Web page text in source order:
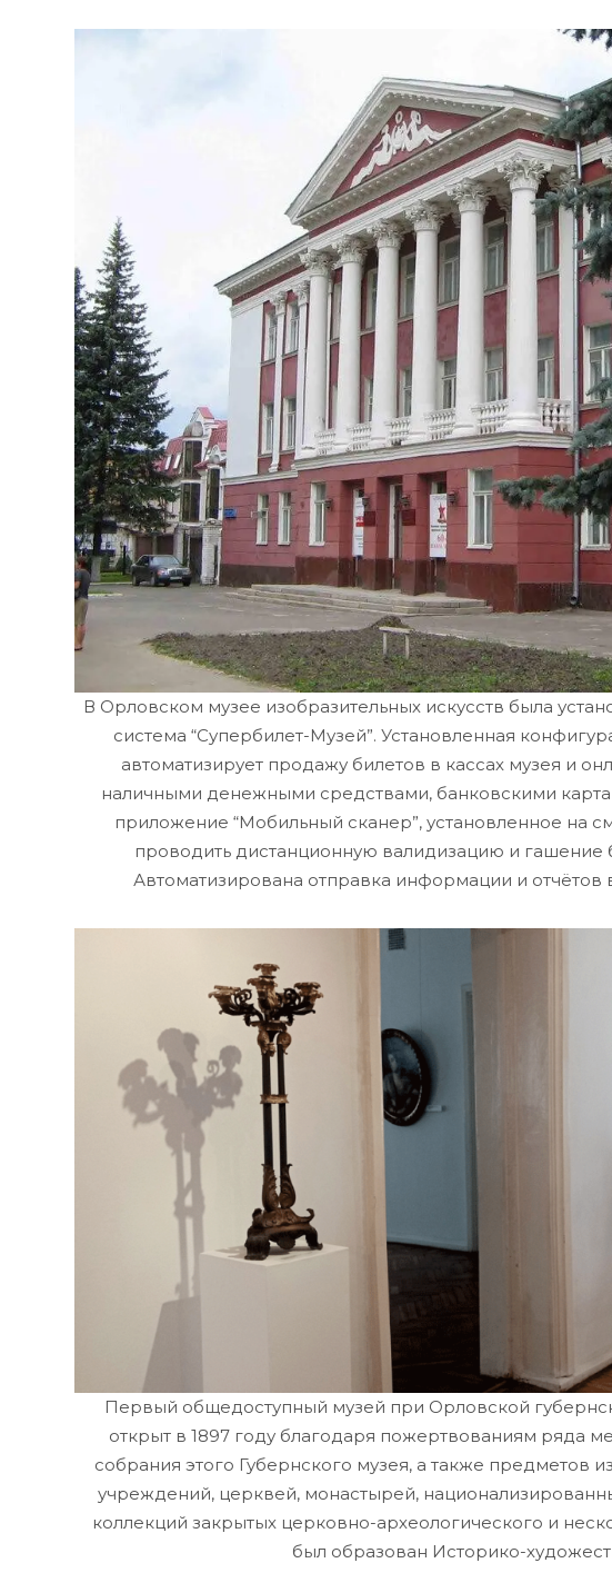
В Орловском музее изобразительных искусств была
система “Супербилет-Музей”. Установленная
автоматизирует продажу билетов в кассах музея и
наличными денежными средствами, банковскими
приложение “Мобильный сканер”, установленное на
проводить дистанционную валидизацию и гашение
Автоматизирована отправка информации и отчётов
Первый общедоступный музей при Орловской
открыт в 1897 году благодаря пожертвованиям ряда
собрания этого Губернского музея, а также предметов
учреждений, церквей, монастырей,
коллекций закрытых церковно-археологического и
был образован Историко-